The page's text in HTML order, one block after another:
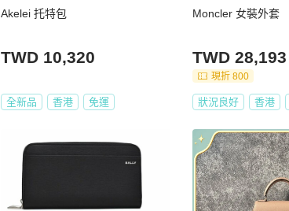
Akelei 托特包
TWD 10,320
全新品 香港 免運
Moncler 女裝外套
TWD 28,193
現折 800
狀況良好 香港